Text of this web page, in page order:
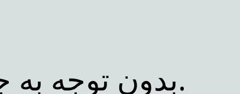
بدون توجه به جایی که بینش شما را به خود جلب می کند.